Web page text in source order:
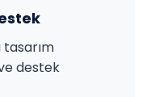
tasarım
destek